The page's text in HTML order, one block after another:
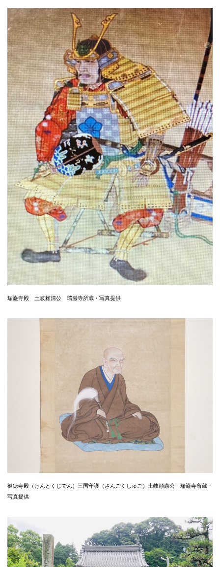
瑞巌寺殿 土岐頼清公 瑞巌寺所蔵・写真提供
徤徳寺殿（けんとくじでん）三国守護（さんごくしゅご）土岐頼康公 瑞巌寺所蔵・
写真提供